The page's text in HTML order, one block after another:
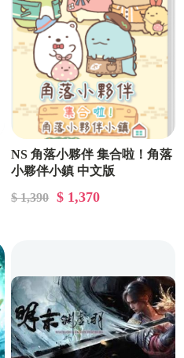
NS 角落小夥伴 集合啦！角落
小夥伴小鎮 中文版
$ 1,390
$ 1,370